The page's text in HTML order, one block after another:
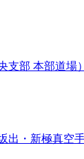
支部 本部道場）
出・新極真空